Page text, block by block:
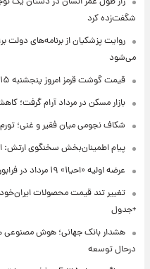
شگفت‌زده کرد
روایت پزشکیان از برنامه‌های
می‌شود
قیمت گوشت قرمز امروز پنجشنبه ۱۵ مرداد ۱۴۰۵ +جدول
بازار مسکن در مرداد آرام گرفت؛
شکاف نجومی میان فقیر و غنی؛
پیام اطمینان‌بخش سخنگوی ارتش:
عرضه اولیه «احیا۱» ۱۹ مرداد در فرابورس
+جدول
هشدار بانک جهانی؛ هوش
درحال توسعه